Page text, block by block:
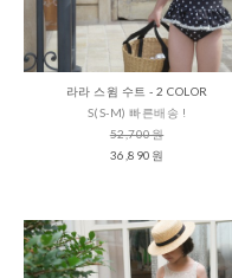
라라 스윔 수트 - 2 COLOR
S(S-M) 빠른배송 !
52,700원
36,890원